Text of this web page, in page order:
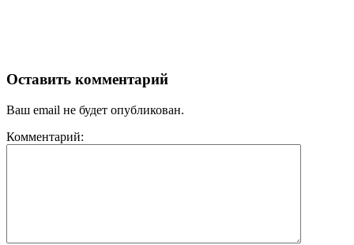
Оставить комментарий
Ваш email не будет опубликован.
Комментарий: